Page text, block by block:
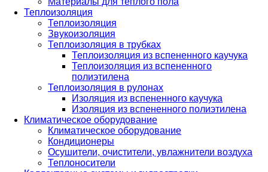
Теплоизоляция
Теплоизоляция
Звукоизоляция
Теплоизоляция в трубках
Теплоизоляция из вспененного каучука
Теплоизоляция из вспененного
полиэтилена
Теплоизоляция в рулонах
Изоляция из вспененного каучука
Изоляция из вспененного полиэтилена
Климатическое оборудование
Климатическое оборудование
Кондиционеры
Осушители, очистители, увлажнители воздуха
Теплоносители